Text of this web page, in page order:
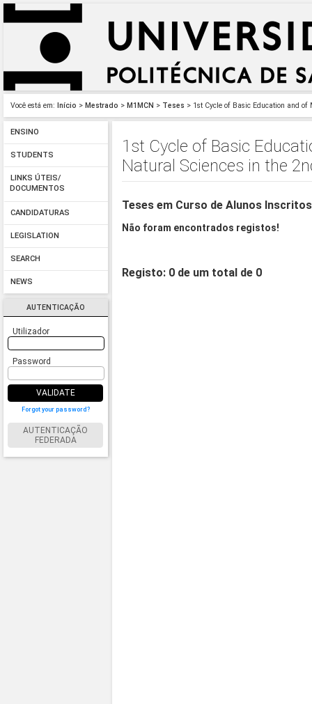
Você está em: Início > Mestrado > M1MCN > Teses > 1st Cycle of Basic Education and
ENSINO
STUDENTS
LINKS ÚTEIS/
DOCUMENTOS
CANDIDATURAS
LEGISLATION
SEARCH
NEWS
AUTENTICAÇÃO
Utilizador
Password
VALIDATE
Forgot your password?
AUTENTICAÇÃO
FEDERADA
1st Cycle of Basic
Natural Sciences in the
Teses em Curso de Alunos
Não foram encontrados registos!
Registo: 0 de um total de 0